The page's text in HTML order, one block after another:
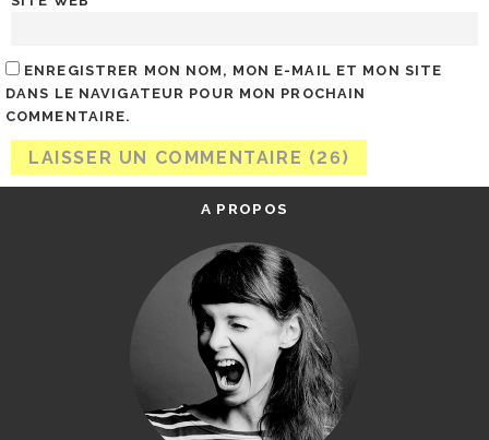
ENREGISTRER MON NOM, MON E-MAIL ET MON SITE
DANS LE NAVIGATEUR POUR MON PROCHAIN
COMMENTAIRE.
A PROPOS